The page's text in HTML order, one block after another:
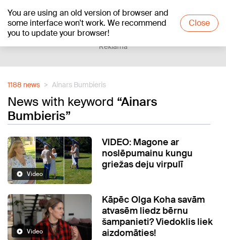
You are using an old version of browser and
some interface won't work. We recommend
you to update your browser!
Close
+16°C
Reklāma
1188 news Ainars Bumbieris
News with keyword “Ainars
Bumbieris”
Video
VIDEO: Magone ar
noslēpumainu kungu
griežas deju virpulī
Video
Kāpēc Olga Koha savām
atvasēm liedz bērnu
šampanieti? Viedoklis liek
aizdomāties!